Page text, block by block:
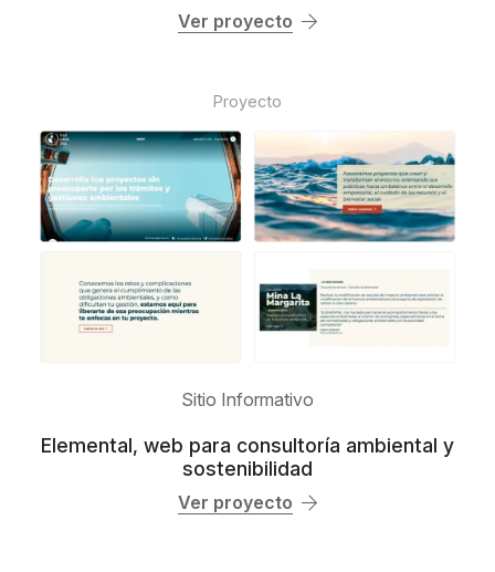
Ver proyecto
Proyecto
Sitio Informativo
Elemental, web para consultoría ambiental y
sostenibilidad
Ver proyecto